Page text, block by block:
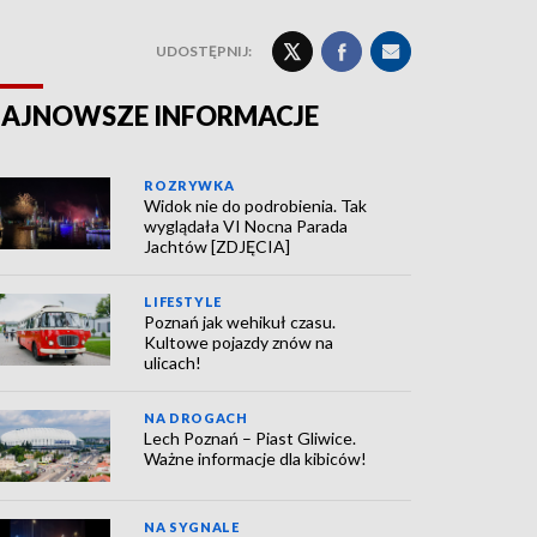
UDOSTĘPNIJ:
INFORMACJE
ROZRYWKA
Widok nie do podrobienia. Tak
wyglądała VI Nocna Parada
Jachtów [ZDJĘCIA]
LIFESTYLE
Poznań jak wehikuł czasu.
Kultowe pojazdy znów na
ulicach!
NA DROGACH
Lech Poznań – Piast Gliwice.
Ważne informacje dla kibiców!
NA SYGNALE